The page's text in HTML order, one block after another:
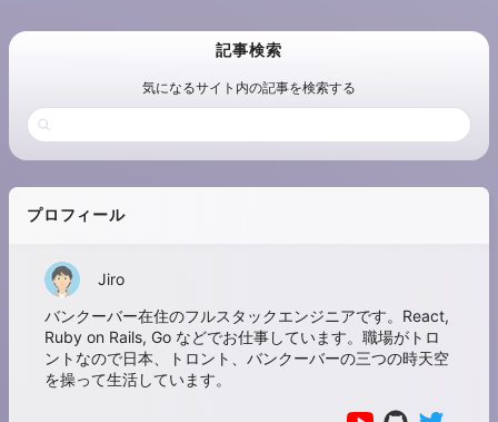
記事検索
気になるサイト内の記事を検索する
プロフィール
Jiro
バンクーバー在住のフルスタックエンジニアです。React,
Ruby on Rails, Go などでお仕事しています。職場がトロ
ントなので日本、トロント、バンクーバーの三つの時天空
を操って生活しています。